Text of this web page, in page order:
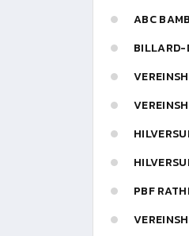
ABC
BILLARD-
PBF